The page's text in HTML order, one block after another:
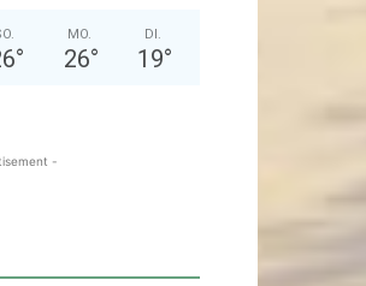
°
MO.
26°
DI.
19°
-